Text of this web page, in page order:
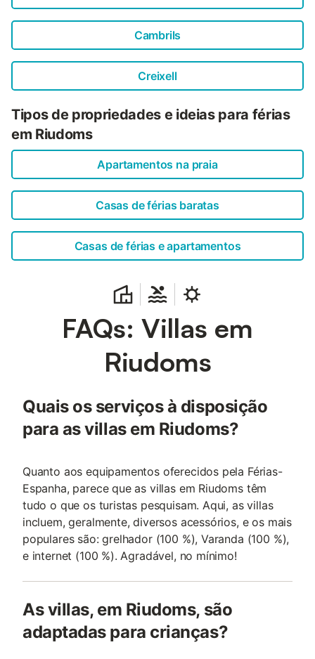
Cambrils
Creixell
Tipos de propriedades e ideias para férias
em Riudoms
Apartamentos na praia
Casas de férias baratas
Casas de férias e apartamentos
FAQs: Villas em
Riudoms
Quais os serviços à disposição
para as villas em Riudoms?
Quanto aos equipamentos oferecidos pela Férias-
Espanha, parece que as villas em Riudoms têm
tudo o que os turistas pesquisam. Aqui, as villas
incluem, geralmente, diversos acessórios, e os mais
populares são: grelhador (100 %), Varanda (100 %),
e internet (100 %). Agradável, no mínimo!
As villas, em Riudoms, são
adaptadas para crianças?